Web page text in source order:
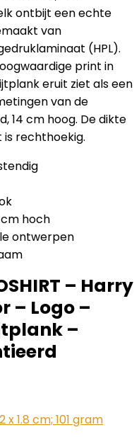
ontbijt een echte
van
(HPL).
print in
eruit ziet als een
van de
14 cm hoog. De dikte
rechthoekig.
hoch
ontwerpen
– Harry
– Logo –
–
x 1.8 cm; 101 gram